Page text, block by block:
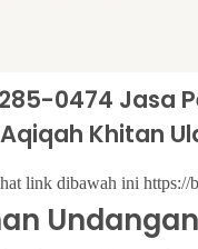
0474 Jasa
Khitan
link dibawah ini